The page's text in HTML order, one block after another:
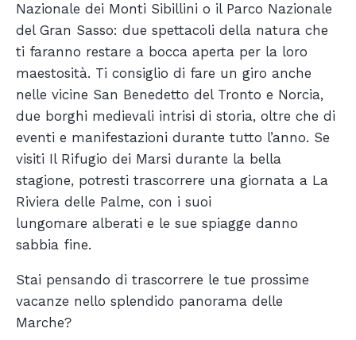
Nazionale dei Monti Sibillini o il Parco Nazionale
del Gran Sasso: due spettacoli della natura che
ti faranno restare a bocca aperta per la loro
maestosità. Ti consiglio di fare un giro anche
nelle vicine San Benedetto del Tronto e Norcia,
due borghi medievali intrisi di storia, oltre che di
eventi e manifestazioni durante tutto l’anno. Se
visiti Il Rifugio dei Marsi durante la bella
stagione, potresti trascorrere una giornata a La
Riviera delle Palme, con i suoi
lungomare alberati e le sue spiagge danno
sabbia fine.
Stai pensando di trascorrere le tue prossime
vacanze nello splendido panorama delle
Marche?